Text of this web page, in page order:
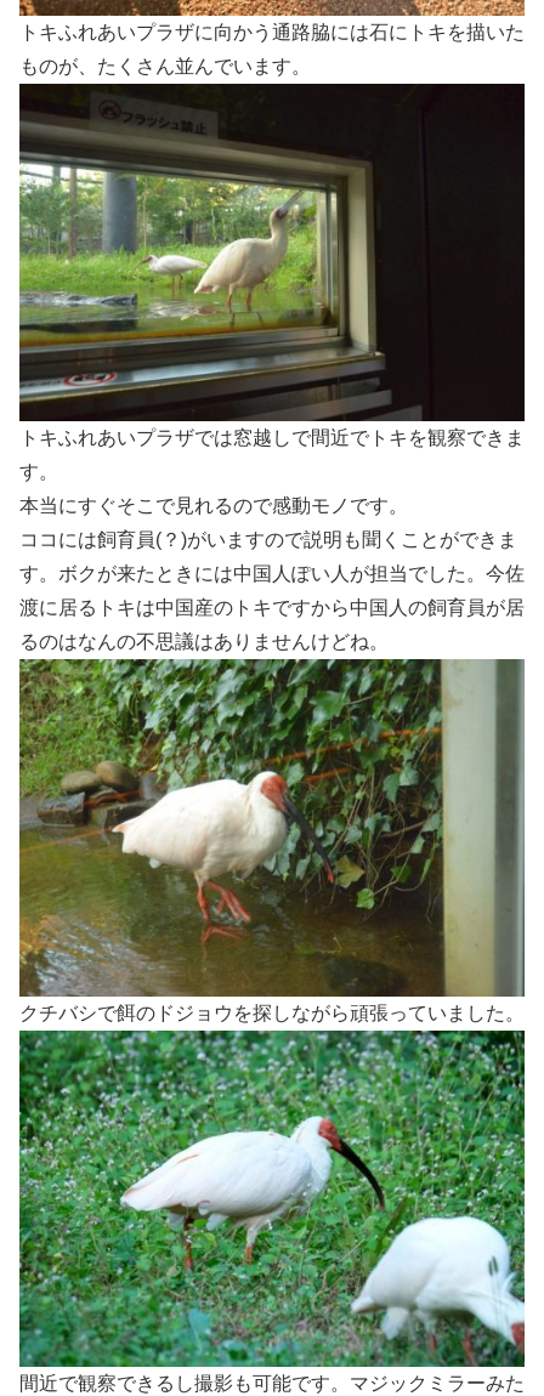
トキふれあいプラザに向かう通路脇には石にトキを描いた
ものが、たくさん並んでいます。
トキふれあいプラザでは窓越しで間近でトキを観察できま
す。
本当にすぐそこで見れるので感動モノです。
ココには飼育員(？)がいますので説明も聞くことができま
す。ボクが来たときには中国人ぽい人が担当でした。今佐
渡に居るトキは中国産のトキですから中国人の飼育員が居
るのはなんの不思議はありませんけどね。
クチバシで餌のドジョウを探しながら頑張っていました。
間近で観察できるし撮影も可能です。マジックミラーみた